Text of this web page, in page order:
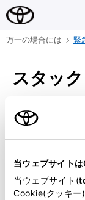
当ウェブサイト
当ウェブサイト(
Cookie(クッキー
万一の場合には 緊
スタッ
込んで動けなく
い。